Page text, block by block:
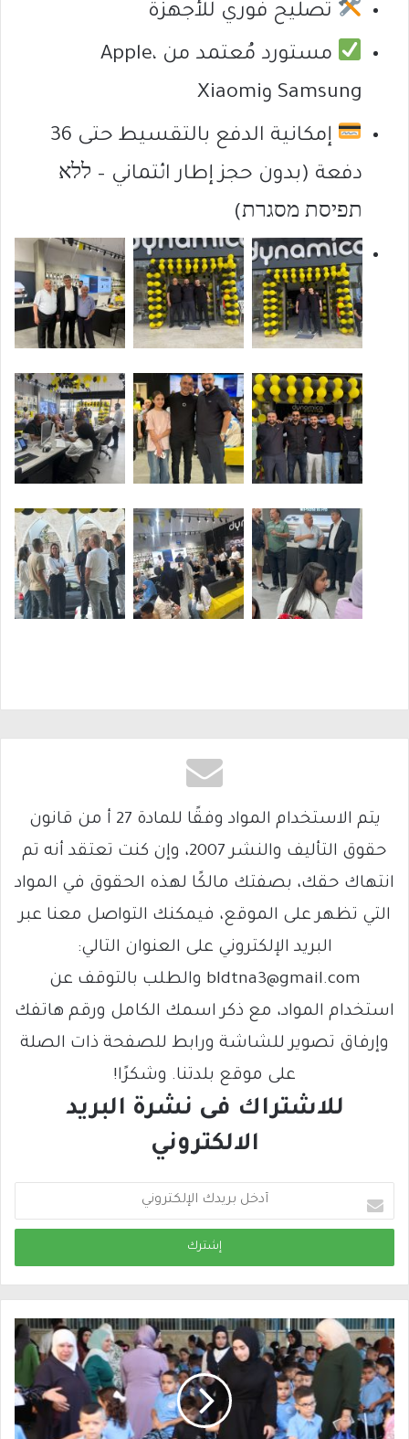
تصليح فوري للأجهزة
مستورد مُعتمد من Apple،
Samsung وXiaomi
إمكانية الدفع بالتقسيط حتى 36
دفعة (بدون حجز إطار ائتماني – ללא
תפיסת מסגרת)
يتم الاستخدام المواد وفقًا للمادة 27 أ من قانون
حقوق التأليف والنشر 2007، وإن كنت تعتقد أنه تم
انتهاك حقك، بصفتك مالكًا لهذه الحقوق في المواد
التي تظهر على الموقع، فيمكنك التواصل معنا عبر
البريد الإلكتروني على العنوان التالي:
bldtna3@gmail.com والطلب بالتوقف عن
استخدام المواد، مع ذكر اسمك الكامل ورقم هاتفك
وإرفاق تصوير للشاشة ورابط للصفحة ذات الصلة
على موقع بلدتنا. وشكرًا!
للاشتراك فى نشرة البريد
الالكتروني
د
خ
ب
ر
ي
د